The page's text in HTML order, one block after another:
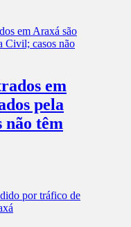
em
pela
não têm